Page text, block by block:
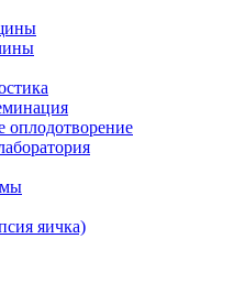
оплодотворение
яичка)